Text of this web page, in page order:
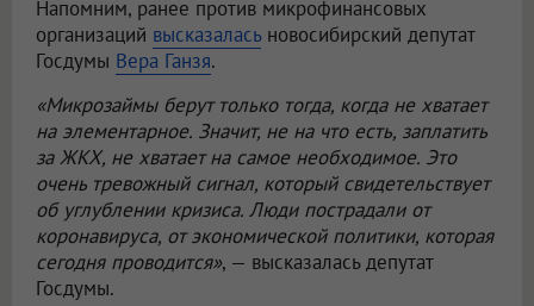
Напомним, ранее против микрофинансовых
организаций высказаласьновосибирский депутат
Госдумы Вера Ганзя.
«Микрозаймы берут только тогда, когда не хватает
на элементарное. Значит, не на что есть, заплатить
за ЖКХ, не хватает на самое необходимое. Это
очень тревожный сигнал, который свидетельствует
об углублении кризиса. Люди пострадали от
коронавируса, от экономической политики, которая
сегодня проводится», — высказалась депутат
Госдумы.